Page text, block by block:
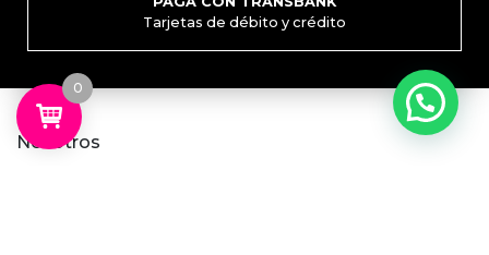
Tarjetas de débito y crédito
Nosotros
0